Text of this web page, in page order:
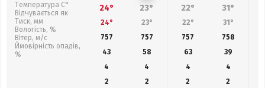
Температура С°
Відчувається як
Тиск, мм
Вологість, %
Вітер, м/с
Ймовірність опадів,
%
24° 23° 22° 31°
24° 23° 22° 31°
757
757 757 758
43
58 63 39
4
4 4
4
2
2 2 2